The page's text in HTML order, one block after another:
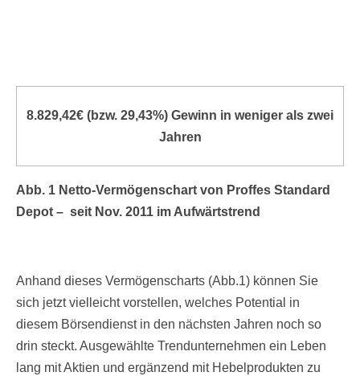
8.829,42€ (bzw. 29,43%) Gewinn in weniger als zwei
Jahren
Abb. 1 Netto-Vermögenschart von Proffes Standard
Depot – seit Nov. 2011 im Aufwärtstrend
Anhand dieses Vermögenscharts (Abb.1) können Sie
sich jetzt vielleicht vorstellen, welches Potential in
diesem Börsendienst in den nächsten Jahren noch so
drin steckt. Ausgewählte Trendunternehmen ein Leben
lang mit Aktien und ergänzend mit Hebelprodukten zu